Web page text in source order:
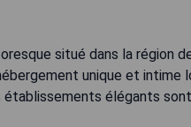
situé dans la région
unique et intime
élégants